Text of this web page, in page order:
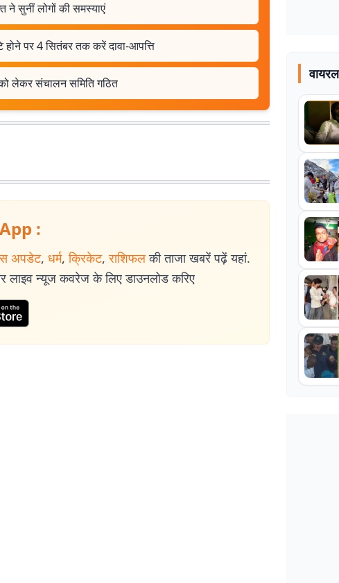
ने सुनीं लोगों की समस्याएं
होने पर 4 सितंबर तक करें दावा-आपत्ति
लेकर संचालन समिति गठित
:
अपडेट, धर्म, क्रिकेट, राशिफल की ताजा खबरें पढ़ें यहां.
लाइव न्यूज कवरेज के लिए डाउनलोड करिए